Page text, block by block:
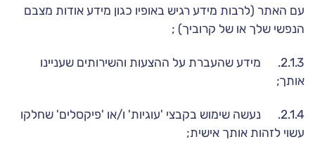
עם האתר (לרבות מידע רגיש באופיו כגון מידע אודות מצבם
הנפשי שלך או של קרוביך) ;
2.1.3. מידע שהעברת על ההצעות והשירותים שעניינו
אותך;
2.1.4. נעשה שימוש בקבצי 'עוגיות' ו/או 'פיקסלים' שחלקו
עשוי לזהות אותך אישית;